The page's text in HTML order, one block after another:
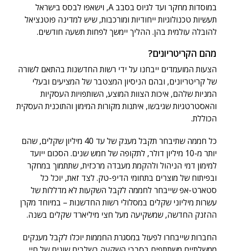
במוסדות מחקר ועד לגיוס בסבב A, וישאפו לבסס בישראל
תעשיות טכנולוגיות ייחודיות ומורכבות, שיש למדינה פוטנציאל
להובלה עולמית בהן. ההליך יימשך לפחות תשעה חודשים.
מהם הקריטריונים?
הצעות המועמדים ייבחנו על ידי רשות החדשנות בהתאם לשורה
של קריטריונים, ובהם הניסיון המצטבר של המציעים ובעלי
המניות שלהם, איכות הצוות המוצע, השותפויות העסקיות
והאסטרטגיות שגיבשו, איתנות מקורות המימון והתוכנית העסקית
הכוללת.
כל חממה שתיבחר תקבל מענק של עד 40 מיליון שקלים, שהם
יותר מ-10 מיליון דולר, לתקופה של חמש שנים. הסכום ייועד
למימון דמי הניהול ולהקמת מעבדה מרכזית, שתתמוך במחקר
ובפיתוח של מוצרים בתחומי הדיפ-טק. לצד זאת, יוכל כל
סטארט-אפ שייבחר לחממה לקבל השקעות לא מדללות של
עשרות מיליוני שקלים במסלולי רשות החדשנות – במיוחד מקרן
ההזנק החדשה, שמשקיעה מעל חצי מיליארד שקלים בשנה.
החברות שייבחרו לפעול במסגרת החממות יוכלו לקבל מענקים